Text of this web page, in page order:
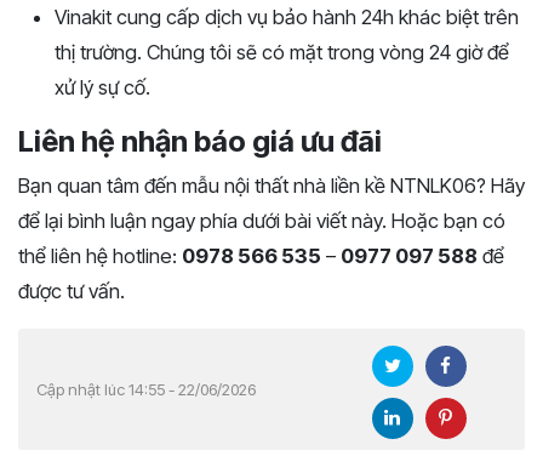
Vinakit cung cấp dịch vụ bảo hành 24h khác biệt trên
thị trường. Chúng tôi sẽ có mặt trong vòng 24 giờ để
xử lý sự cố.
Liên hệ nhận báo giá ưu đãi
Bạn quan tâm đến mẫu nội thất nhà liền kề NTNLK06? Hãy
để lại bình luận ngay phía dưới bài viết này. Hoặc bạn có
thể liên hệ hotline: 0978 566 535 – 0977 097 588 để
được tư vấn.
Cập nhật lúc 14:55 - 22/06/2026